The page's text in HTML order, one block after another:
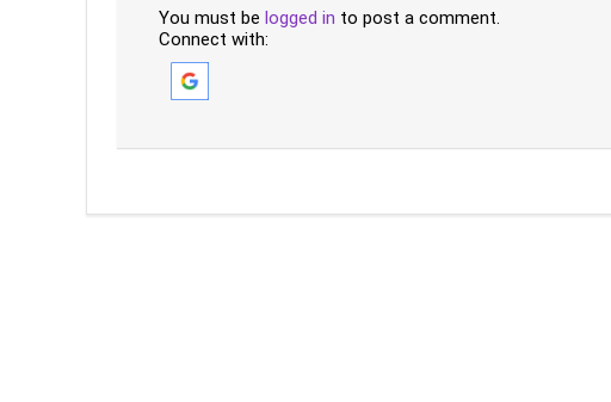
You must be logged in to post a comment.
Connect with: